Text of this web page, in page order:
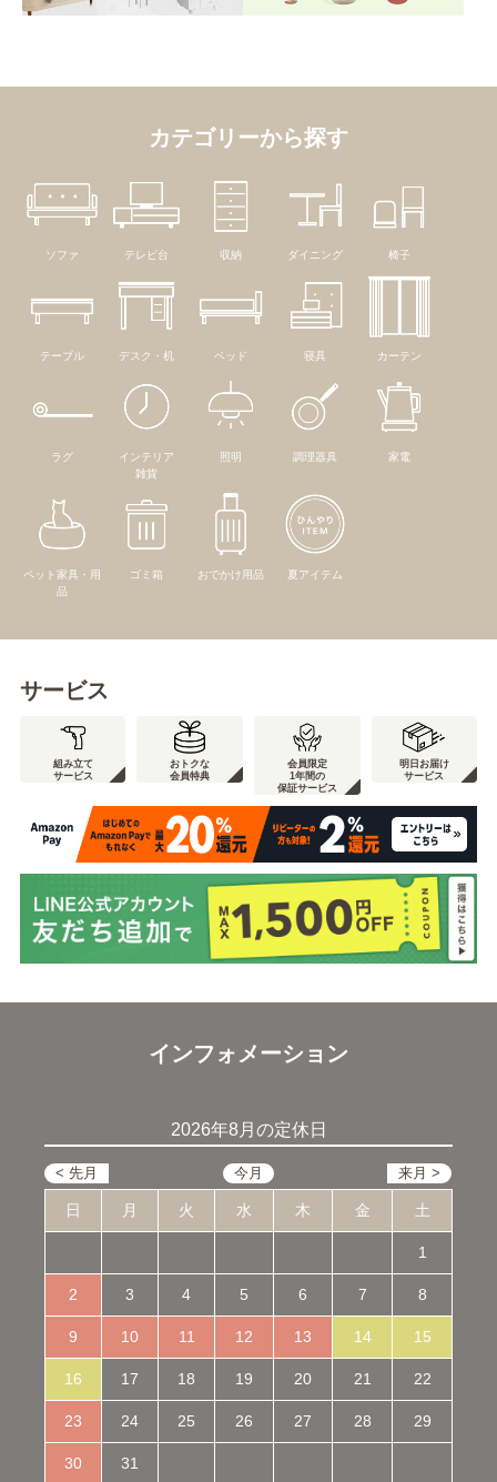
カテゴリーから探す
ソファ テレビ台 収納 ダイニング 椅子
テーブル デスク・机 ベッド 寝具 カーテン
ラグ
インテリア
雑貨
照明 調理器具 家電
ペット家具・用
品
ゴミ箱 おでかけ用品 夏アイテム
サービス
組み立て
サービス
おトクな
会員特典
会員限定
1年間の
保証サービス
明日お届け
サービス
インフォメーション
2026年8月の定休日
日 月 火 水 木 金 土
1
2 3 4 5 6 7 8
9 10 11 12 13 14 15
16 17 18 19 20 21 22
23 24 25 26 27 28 29
30 31